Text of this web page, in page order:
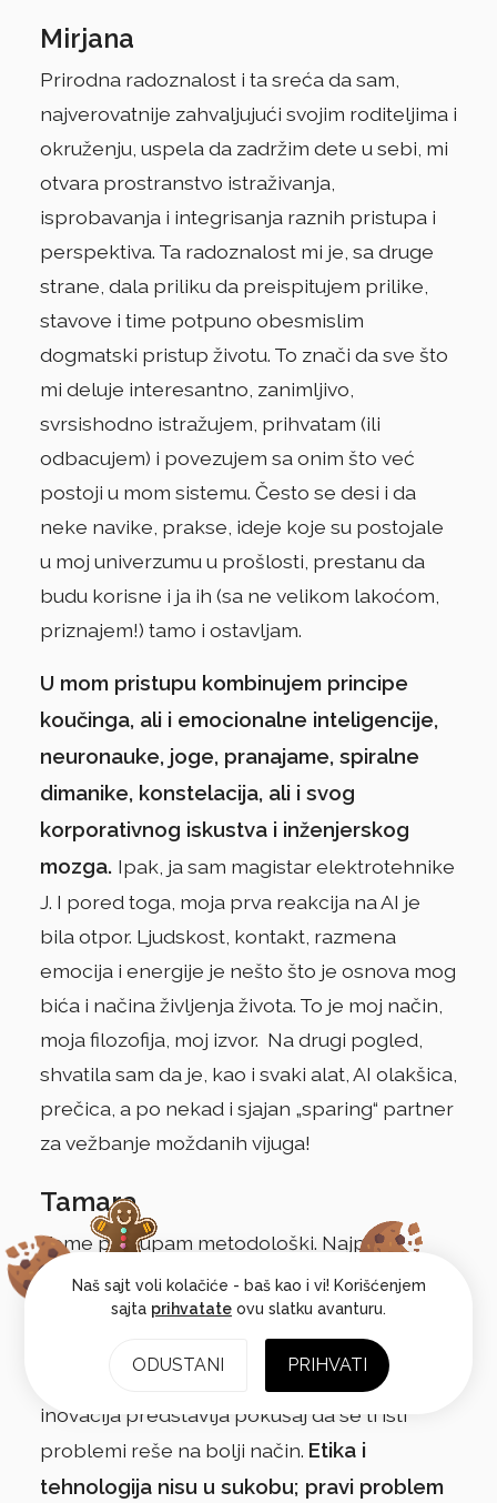
Mirjana
Prirodna radoznalost i ta sreća da sam,
najverovatnije zahvaljujući svojim roditeljima i
okruženju, uspela da zadržim dete u sebi, mi
otvara prostranstvo istraživanja,
isprobavanja i integrisanja raznih pristupa i
perspektiva. Ta radoznalost mi je, sa druge
strane, dala priliku da preispitujem prilike,
stavove i time potpuno obesmislim
dogmatski pristup životu. To znači da sve što
mi deluje interesantno, zanimljivo,
svrsishodno istražujem, prihvatam (ili
odbacujem) i povezujem sa onim što već
postoji u mom sistemu. Često se desi i da
neke navike, prakse, ideje koje su postojale
u moj univerzumu u prošlosti, prestanu da
budu korisne i ja ih (sa ne velikom lakoćom,
priznajem!) tamo i ostavljam.
U mom pristupu kombinujem principe
koučinga, ali i emocionalne inteligencije,
neuronauke, joge, pranajame, spiralne
dimanike, konstelacija, ali i svog
korporativnog iskustva i inženjerskog
mozga. Ipak, ja sam magistar elektrotehnike
J. I pored toga, moja prva reakcija na AI je
bila otpor. Ljudskost, kontakt, razmena
emocija i energije je nešto što je osnova mog
bića i načina življenja života. To je moj način,
moja filozofija, moj izvor. Na drugi pogled,
shvatila sam da je, kao i svaki alat, AI olakšica,
prečica, a po nekad i sjajan „sparing“ partner
za vežbanje moždanih vijuga!
Tamara
Tome pristupam metodološki. Najpre
sagledavamo kontekst i svrhu, a tek potom
biram rešenja. Ono što nazivamo tradicijom
često je skup naučenih lekcija o rizicima i
greškama koje su se već dešavale, dok
inovacija predstavlja pokušaj da se ti isti
problemi reše na bolji način. Etika i
tehnologija nisu u sukobu; pravi problem
Naš sajt voli kolačiće - baš kao i vi! Korišćenjem
sajta prihvatate ovu slatku avanturu.
ODUSTANI PRIHVATI